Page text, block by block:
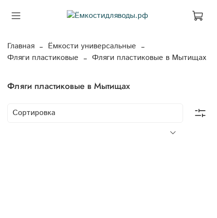
Главная
Ёмкости универсальные
Фляги пластиковые
Фляги пластиковые в Мытищах
Фляги пластиковые в Мытищах